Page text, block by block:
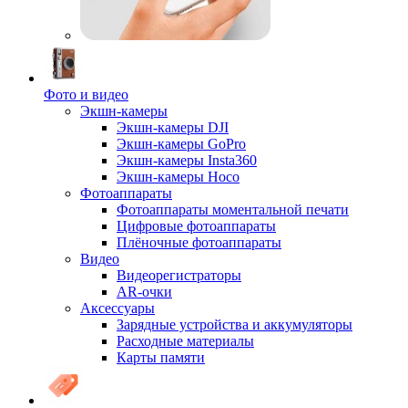
Фото и видео
Экшн-камеры
Экшн-камеры DJI
Экшн-камеры GoPro
Экшн-камеры Insta360
Экшн-камеры Hoco
Фотоаппараты
Фотоаппараты моментальной печати
Цифровые фотоаппараты
Плёночные фотоаппараты
Видео
Видеорегистраторы
AR-очки
Аксессуары
Зарядные устройства и аккумуляторы
Расходные материалы
Карты памяти